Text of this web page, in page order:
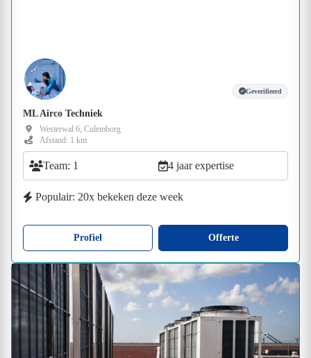
Geverifieerd
ML Airco Techniek
Westerwal 6, Culemborg
Afstand: 1 km
Team: 1 4 jaar expertise
Populair: 20x bekeken deze week
Profiel Offerte